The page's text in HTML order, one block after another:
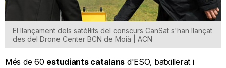
El llançament dels satèl·lits del conscurs CanSat s'han llançat
des del Drone Center BCN de Moià | ACN
Més de 60 estudiants catalans d'ESO, batxillerat i